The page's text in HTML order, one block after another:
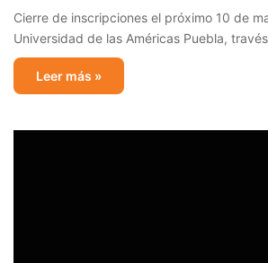
Cierre de inscripciones el próximo 10 de
Universidad de las Américas Puebla,
Leer más »